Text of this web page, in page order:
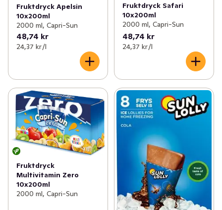
Fruktdryck Apelsin
10x200ml
2000 ml, Capri-Sun
48,74 kr
24,37 kr /l
Fruktdryck Safari
10x200ml
2000 ml, Capri-Sun
48,74 kr
24,37 kr /l
Fruktdryck
Multivitamin Zero
10x200ml
2000 ml, Capri-Sun